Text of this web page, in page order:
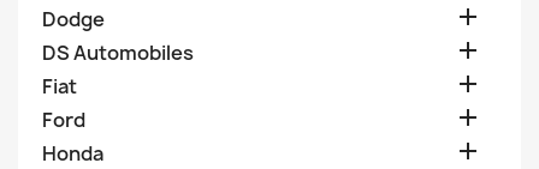
Dodge 
DS Automobiles 
Fiat 
Ford 
Honda 